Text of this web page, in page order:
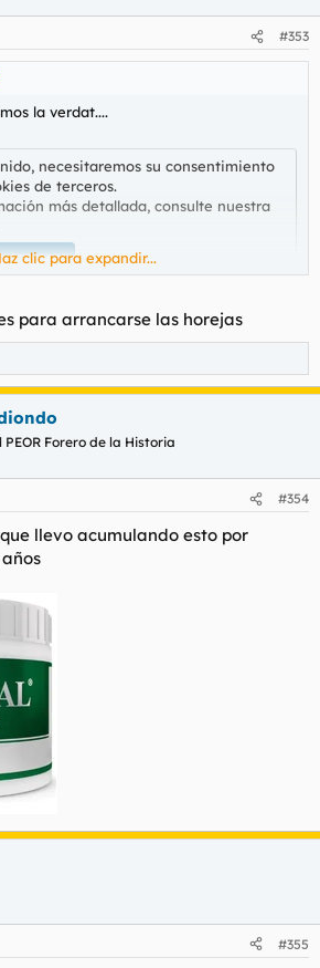
#353
la verdat....
necesitaremos su consentimiento
de terceros.
más detallada, consulte nuestra
terceros
clic para expandir...
para arrancarse las horejas
PEOR Forero de la Historia
#354
llevo acumulando esto por
#355